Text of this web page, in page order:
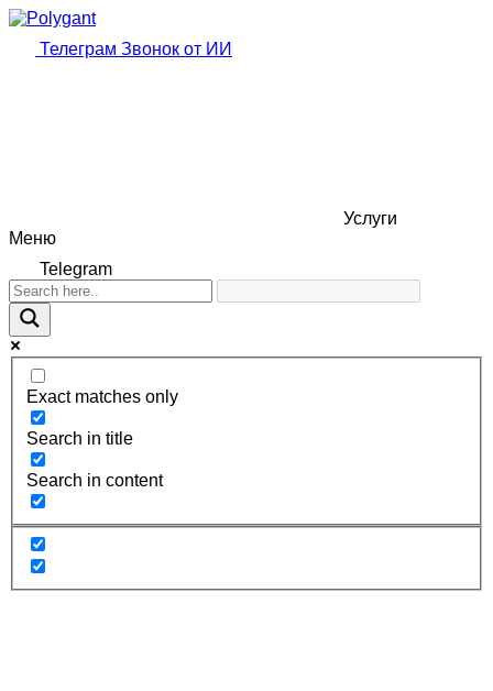
Телеграм Звонок от ИИ
Услуги
Меню
Telegram
Exact matches only
Search in title
Search in content